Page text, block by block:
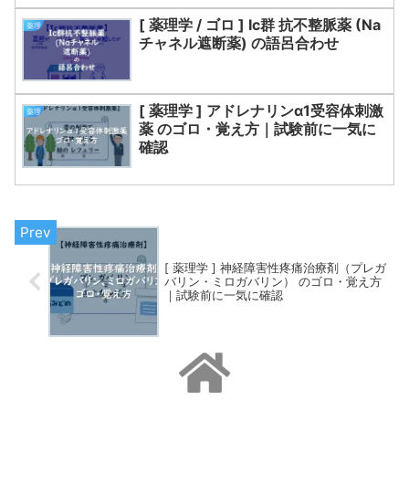
薬理
[ 薬理学 / ゴロ ] Ic群 抗不整脈薬 (Na
チャネル遮断薬) の語呂合わせ
薬理
[ 薬理学 ] アドレナリンα1受容体刺激
薬 のゴロ・覚え方｜試験前に一気に
確認
[ 薬理学 ] 神経障害性疼痛治療剤（プレガ
バリン・ミロガバリン） のゴロ・覚え方
｜試験前に一気に確認